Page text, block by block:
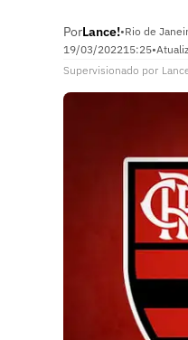
PorLance!•Rio de
19/03/202215:25•
Supervisionado por